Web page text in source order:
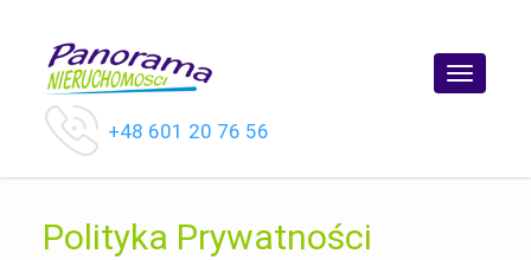
Toggle
+48 601 20 76 56
Polityka Prywatności